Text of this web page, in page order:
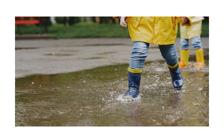
Реклама
Для связи
+7 (843) 570−50−00
reception@tnvtv.ru